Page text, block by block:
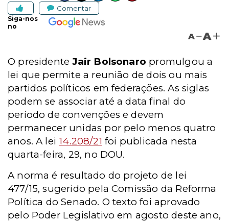
Comentar
Siga-nos
no
A A
O presidenteJair Bolsonaro promulgou a
lei que permite a reunião de dois ou mais
partidos políticos em federações. As siglas
podem se associar até a data final do
período de convenções e devem
permanecer unidas por pelo menos quatro
anos. A lei14.208/21 foi publicada nesta
quarta-feira, 29, no DOU.
A norma é resultado do projeto de lei
477/15, sugerido pela Comissão da Reforma
Política do Senado. O texto foi aprovado
pelo Poder Legislativo em agosto deste ano,